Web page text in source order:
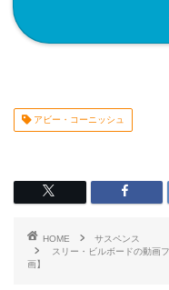
アビー・コーニッシュ
HOME
サスペンス
スリー・ビルボードの動画
画】